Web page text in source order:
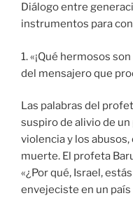
Diálogo entre
instrumentos para
1. «¡Qué hermosos
del mensajero que
Las palabras del
suspiro de alivio de
violencia y los
muerte. El profeta
«¿Por qué, Israel,
envejeciste en un